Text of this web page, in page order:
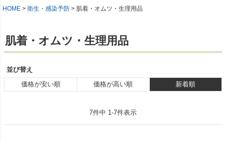
HOME 衛生・感染予防 肌着・オムツ・生理用品
肌着・オムツ・生理用品
並び替え
価格が安い順 価格が高い順 新着順
7件中 1-7件表示